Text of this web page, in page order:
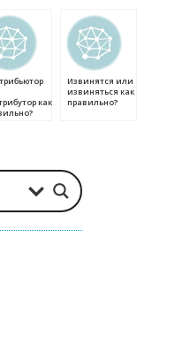
как
Извинятся или
извиняться как
правильно?